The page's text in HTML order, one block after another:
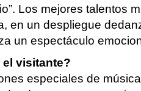
Los mejores talentos
en un despliegue
un espectáculo
el visitante?
especiales de